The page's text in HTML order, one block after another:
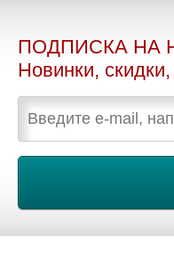
ПОДПИСКА НА
Новинки,